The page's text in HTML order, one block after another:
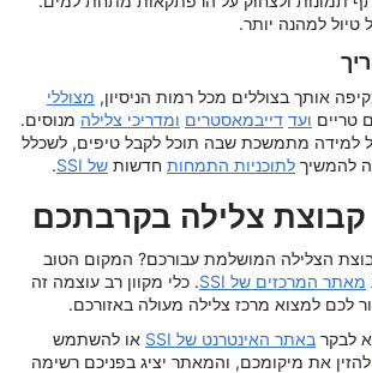
טיול למהנה יותר.
אותך בצוללים מכל רמות הניסיון, מצוללי
טריים ועד דייבמאסטרים ומדריכי צלילה מנוסים.
של למידה מתמשכת שבה תוכל לקבל טיפים, לשכלל
להמשיך לתוכניות התמחות חדשות של SSI .
קבוצת צלילה בקרבתכם
הצלילה המושלמת עבורכם? המקום הטוב
מאתר המרכזים של SSI
. כלי מקוון רב עוצמה זה
לכם למצוא מרכז צלילה מעולה באזורכם.
לבקר באתר האינטרנט של SSI
או להשתמש
את מיקומכם, והמאתר יציג בפניכם רשימה